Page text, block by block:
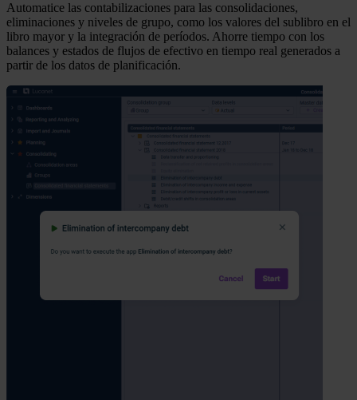
Automatice las contabilizaciones para las consolidaciones,
eliminaciones y niveles de grupo, como los valores del sublibro en el
libro mayor y la integración de períodos. Ahorre tiempo con los
balances y estados de flujos de efectivo en tiempo real generados a
partir de los datos de planificación.